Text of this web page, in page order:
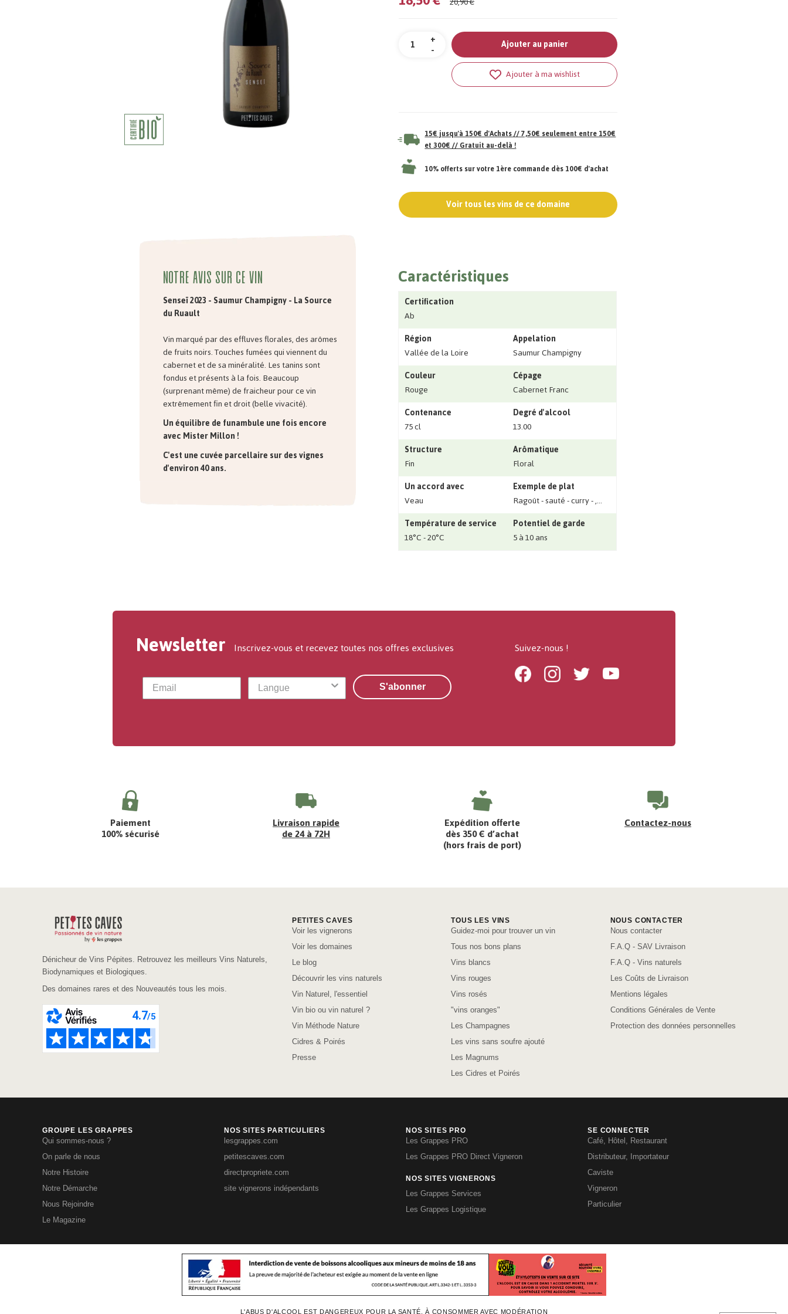
Quantité +
-
Ajouter au panier
Ajouter à ma wishlist
15€ jusqu'à 150€ d'Achats // 7,50€ seulement entre 150€
et 300€ // Gratuit au-delà !
10% offerts sur votre 1ère commande dès 100€ d'achat
Voir tous les vins de ce domaine
Notre avis sur ce vin
Senseï 2023 -Saumur Champigny - La Source
du Ruault
Vin marqué par des effluves florales, des arômes
de fruits noirs. Touches fumées qui viennent du
cabernet et de sa minéralité. Les tanins sont
fondus et présents à la fois. Beaucoup
(surprenant même) de fraicheur pour ce vin
extrêmement fin et droit (belle vivacité).
Un équilibre de funambule une fois encore
avec Mister Millon !
C'est une cuvée parcellaire sur des vignes
d'environ 40 ans.
Caractéristiques
Certification
Ab
Région
Vallée de la Loire
Appelation
Saumur Champigny
Couleur
Rouge
Cépage
Cabernet Franc
Contenance
75 cl
Degré d'alcool
13.00
Structure
Fin
Arômatique
Floral
Un accord avec
Veau
Exemple de plat
Ragoût - sauté - curry - ‚...
Température de service
18°C - 20°C
Potentiel de garde
5 à 10 ans
Newsletter Inscrivez-vous et recevez toutes nos offres exclusives
S'abonner
Suivez-nous !
FacebookInstagramTwitter Youtube
Paiement
100% sécurisé
Livraison rapide
de 24 à 72H
Expédition offerte
dès 350 € d’achat
(hors frais de port)
Contactez-nous
Dénicheur de Vins Pépites. Retrouvez les meilleurs Vins Naturels,
Biodynamiques et Biologiques.
Des domaines rares et des Nouveautés tous les mois.
PETITES CAVES
Voir les vignerons
Voir les domaines
Le blog
Découvrir les vins naturels
Vin Naturel, l'essentiel
Vin bio ou vin naturel ?
Vin Méthode Nature
Cidres & Poirés
Presse
TOUS LES VINS
Guidez-moi pour trouver un vin
Tous nos bons plans
Vins blancs
Vins rouges
Vins rosés
"vins oranges"
Les Champagnes
Les vins sans soufre ajouté
Les Magnums
Les Cidres et Poirés
NOUS CONTACTER
Nous contacter
F.A.Q - SAV Livraison
F.A.Q - Vins naturels
Les Coûts de Livraison
Mentions légales
Conditions Générales de Vente
Protection des données personnelles
GROUPE LES GRAPPES
Qui sommes-nous ?
On parle de nous
Notre Histoire
Notre Démarche
Nous Rejoindre
Le Magazine
NOS SITES PARTICULIERS
lesgrappes.com
petitescaves.com
directpropriete.com
site vignerons indépendants
NOS SITES PRO
Les Grappes PRO
Les Grappes PRO Direct Vigneron
NOS SITES VIGNERONS
Les Grappes Services
Les Grappes Logistique
SE CONNECTER
Café, Hôtel, Restaurant
Distributeur, Importateur
Caviste
Vigneron
Particulier
L'ABUS D'ALCOOL EST DANGEREUX POUR LA SANTÉ, À CONSOMMER AVEC MODÉRATION